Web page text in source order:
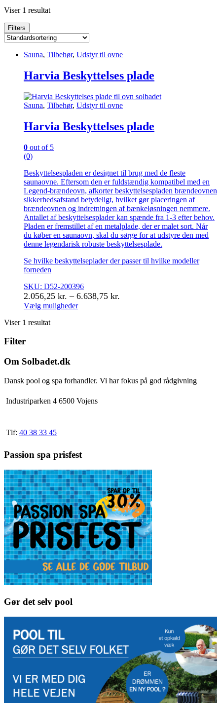
Viser 1 resultat
Filters
Sauna, Tilbehør, Udstyr til ovne
Harvia Beskyttelses plade
Sauna, Tilbehør, Udstyr til ovne
Harvia Beskyttelses plade
0 out of 5
(0)
Beskyttelsespladen er designet til brug med de fleste
saunaovne. Eftersom den er fuldstændig kompatibel med en
Legend-brændeovn, afkorter beskyttelsespladen brændeovnen
sikkerhedsafstand betydeligt, hvilket gør placeringen af
brændeovnen og indretningen af bænkeløsningen nemmere.
Antallet af beskyttelsesplader kan spænde fra 1-3 efter behov.
Pladen er fremstillet af en metalplade, der er malet sort. Når
du køber en saunaovn, skal du sørge for at udstyre den med
denne legendarisk robuste beskyttelsesplade.
Se hvilke beskyttelseplader der passer til hvilke modeller
forneden
SKU: D52-200396
2.056,25 kr. – 6.638,75 kr.
Vælg muligheder
vare
flere
Mulighederne
kan
vælges
på
Viser 1 resultat
Filter
Om Solbadet.dk
Dansk pool og spa forhandler. Vi har fokus på god rådgivning
Industriparken 4 6500 Vojens
Tlf: 40 38 33 45
Passion spa prisfest
Gør det selv pool